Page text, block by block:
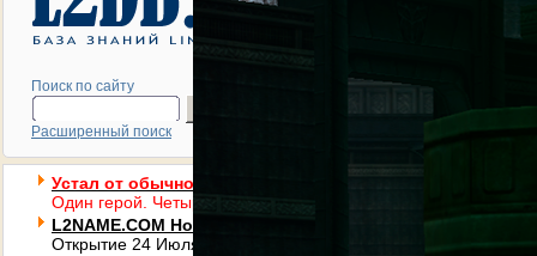
Поиск по сайту
Расширенный поиск
Мир Lineage 2
Статьи
Устал от обычного Interlude? MultiSub x550. Старт 7
Один герой. Четыре профессии. Переноси навыки трёх саб-
L2NAME.COM Новый PVP High Five x1500 с
Открытие 24 Июля в 20:00 (МСК +3 GMT). Новый High Five